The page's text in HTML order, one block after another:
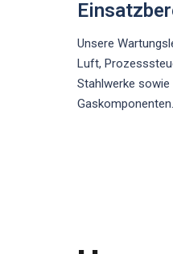
Unsere
Luft,
Stahlwerke sowie
Gaskomponenten.